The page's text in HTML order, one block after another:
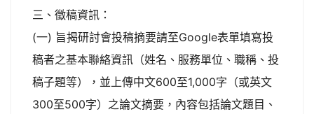
三、徵稿資訊：
(一) 旨揭研討會投稿摘要請至Google表單填寫投
稿者之基本聯絡資訊（姓名、服務單位、職稱、投
稿子題等），並上傳中文600至1,000字（或英文
300至500字）之論文摘要，內容包括論文題目、